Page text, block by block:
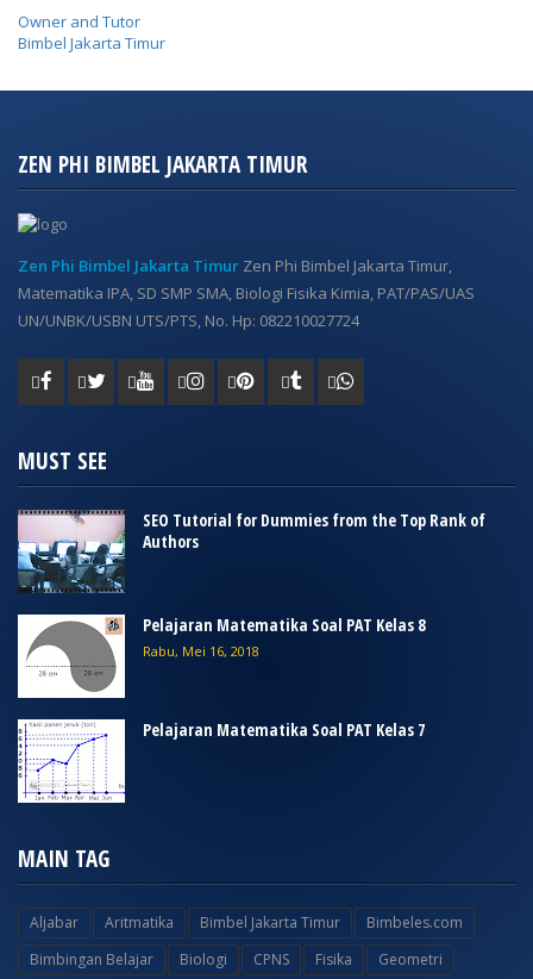
Owner and Tutor
Bimbel Jakarta Timur
ZEN PHI BIMBEL JAKARTA TIMUR
Zen Phi Bimbel Jakarta Timur Zen Phi Bimbel Jakarta Timur,
Matematika IPA, SD SMP SMA, Biologi Fisika Kimia, PAT/PAS/UAS
UN/UNBK/USBN UTS/PTS, No. Hp: 082210027724
MUST SEE
SEO Tutorial for Dummies from the Top Rank of
Authors
Pelajaran Matematika Soal PAT Kelas 8
Rabu, Mei 16, 2018
Pelajaran Matematika Soal PAT Kelas 7
MAIN TAG
Aljabar Aritmatika Bimbel Jakarta Timur
Bimbeles.com
Bimbingan Belajar
Biologi CPNS Fisika Geometri